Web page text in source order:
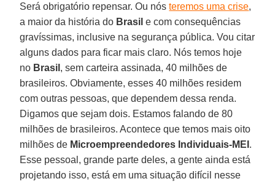
Será obrigatório repensar. Ou nósteremos uma crise,
a maior da história do Brasil e com consequências
gravíssimas, inclusive na segurança pública. Vou citar
alguns dados para ficar mais claro. Nós temos hoje
no Brasil , sem carteira assinada, 40 milhões de
brasileiros. Obviamente, esses 40 milhões residem
com outras pessoas, que dependem dessa renda.
Digamos que sejam dois. Estamos falando de 80
milhões de brasileiros. Acontece que temos mais oito
milhões de Microempreendedores Individuais-MEI .
Esse pessoal, grande parte deles, a gente ainda está
projetando isso, está em uma situação difícil nesse